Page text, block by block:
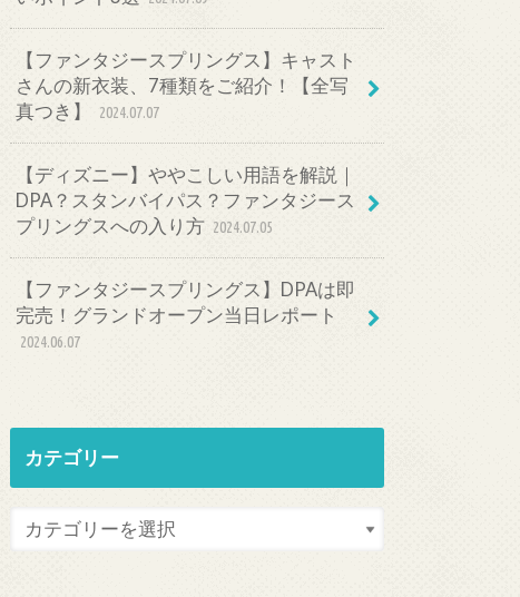
【ファンタジースプリングス】キャスト
さんの新衣装、7種類をご紹介！【全写
真つき】
2024.07.07
【ディズニー】ややこしい用語を解説｜
DPA？スタンバイパス？ファンタジース
プリングスへの入り方 2024.07.05
【ファンタジースプリングス】DPAは即
完売！グランドオープン当日レポート
2024.06.07
カテゴリー